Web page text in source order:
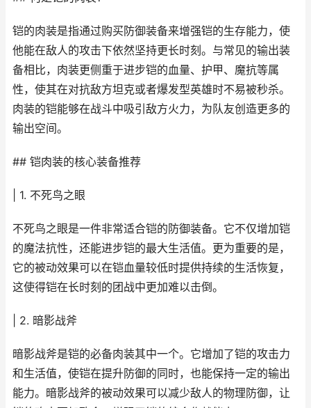
铠的肉装是指通过购买防御装备来增强铠的生存能力，使
他能在敌人的攻击下依然坚持更长时刻。与常见的输出装
备相比，肉装更侧重于进步铠的血量、护甲、魔抗等属
性，使其在对抗敌方坦克或者爆发型英雄时不易被秒杀。
肉装的铠能够在战斗中吸引敌方火力，为队友创造更多的
输出空间。
## 铠肉装的核心装备推荐
| 1. 不死鸟之眼
不死鸟之眼是一件非常适合铠的防御装备。它不仅增加铠
的魔法抗性，还能进步铠的最大生活值。更为重要的是，
它的被动效果可以在铠血量较低时提供持续的生活恢复，
这使得铠在长时刻的团战中更加难以击倒。
| 2. 暗影战斧
暗影战斧是铠的必备肉装其中一个。它增加了铠的攻击力
和生活值，使铠在提升防御的同时，也能保持一定的输出
能力。暗影战斧的被动效果可以减少敌人的物理防御，让